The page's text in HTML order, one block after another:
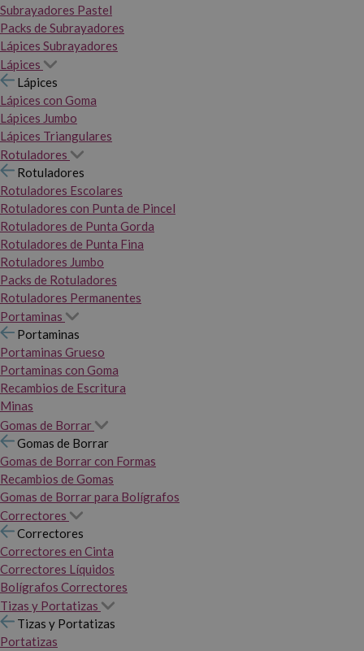
Subrayadores Pastel
Packs de Subrayadores
Lápices Subrayadores
Lápices
Lápices
Lápices con Goma
Lápices Jumbo
Lápices Triangulares
Rotuladores
Rotuladores
Rotuladores Escolares
Rotuladores con Punta de Pincel
Rotuladores de Punta Gorda
Rotuladores de Punta Fina
Rotuladores Jumbo
Packs de Rotuladores
Rotuladores Permanentes
Portaminas
Portaminas
Portaminas Grueso
Portaminas con Goma
Recambios de Escritura
Minas
Gomas de Borrar
Gomas de Borrar
Gomas de Borrar con Formas
Recambios de Gomas
Gomas de Borrar para Bolígrafos
Correctores
Correctores
Correctores en Cinta
Correctores Líquidos
Bolígrafos Correctores
Tizas y Portatizas
Tizas y Portatizas
Portatizas